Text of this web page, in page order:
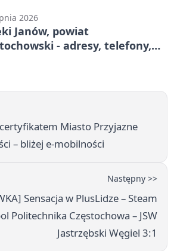
2026
Janów, powiat
- adresy, telefony,
Miasto Przyjazne
– bliżej e‑mobilności
Następny >>
Sensacja w PlusLidze – Steam
Politechnika Częstochowa – JSW
Jastrzębski Węgiel 3:1